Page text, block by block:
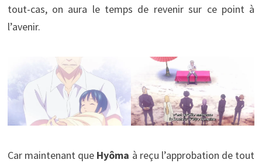
tout-cas, on aura le temps de revenir sur ce point à
l’avenir.
Car maintenant que Hyôma à reçu l’approbation de tout